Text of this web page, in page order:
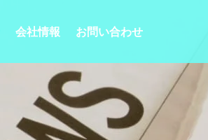
会社情報 お問い合わせ